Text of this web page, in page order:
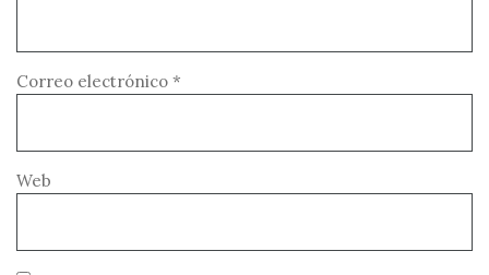
Correo electrónico *
Web